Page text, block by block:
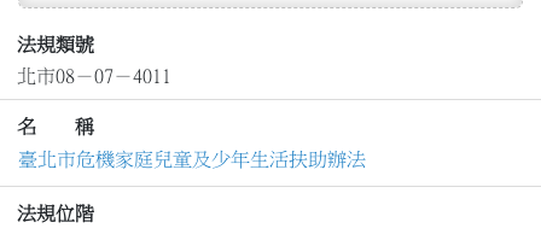
法規類號
北市08－07－4011
名 稱
臺北市危機家庭兒童及少年生活扶助辦法
法規位階